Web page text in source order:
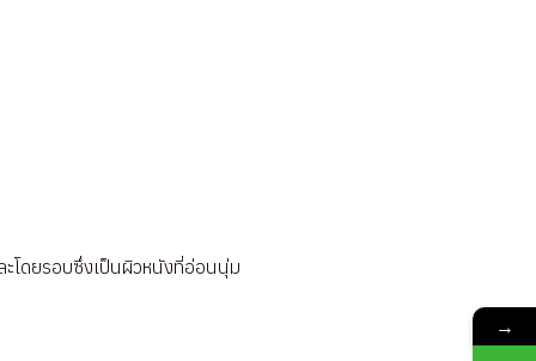
ะโดยรอบซึ่งเป็นผิวหนังที่อ่อนนุ่ม
→